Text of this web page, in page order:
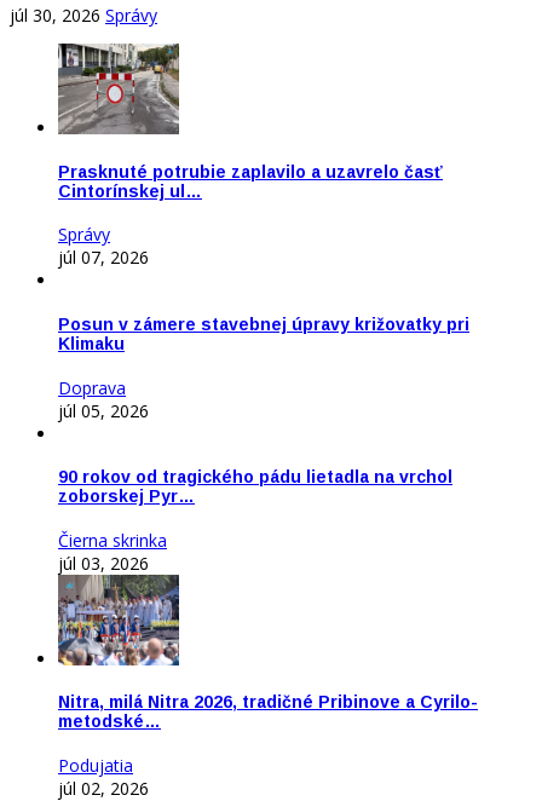
júl 30, 2026 Správy
Prasknuté potrubie zaplavilo a uzavrelo časť
Cintorínskej ul…
Správy
júl 07, 2026
Posun v zámere stavebnej úpravy križovatky pri
Klimaku
Doprava
júl 05, 2026
90 rokov od tragického pádu lietadla na vrchol
zoborskej Pyr…
Čierna skrinka
júl 03, 2026
Nitra, milá Nitra 2026, tradičné Pribinove a Cyrilo-
metodské…
Podujatia
júl 02, 2026